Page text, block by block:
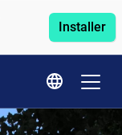
Installer